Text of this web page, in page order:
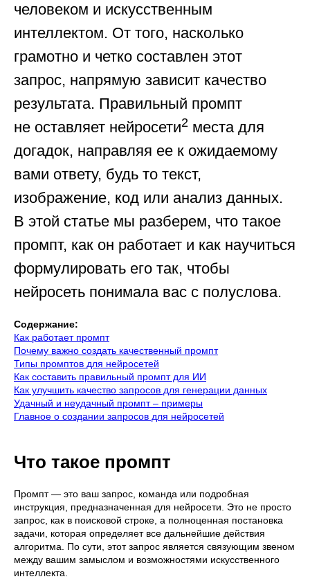
человеком и искусственным
интеллектом. От того, насколько
грамотно и четко составлен этот
запрос, напрямую зависит качество
результата. Правильный промпт
не оставляет нейросети2 места для
догадок, направляя ее к ожидаемому
вами ответу, будь то текст,
изображение, код или анализ данных.
В этой статье мы разберем, что такое
промпт, как он работает и как научиться
формулировать его так, чтобы
нейросеть понимала вас с полуслова.
Содержание:
Как работает промпт
Почему важно создать качественный промпт
Типы промптов для нейросетей
Как составить правильный промпт для ИИ
Как улучшить качество запросов для генерации данных
Удачный и неудачный промпт – примеры
Главное о создании запросов для нейросетей
Что такое промпт
Промпт — это ваш запрос, команда или подробная
инструкция, предназначенная для нейросети. Это не просто
запрос, как в поисковой строке, а полноценная постановка
задачи, которая определяет все дальнейшие действия
алгоритма. По сути, этот запрос является связующим звеном
между вашим замыслом и возможностями искусственного
интеллекта.